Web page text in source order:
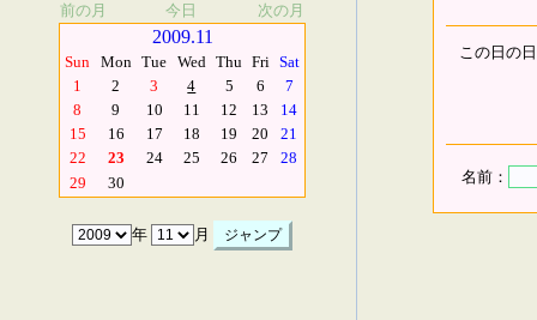
前の月 今日 次の月
2009.11
Sun Mon Tue Wed Thu Fri Sat
1
2 3 4 5 6
7
8
9 10 11 12 13
14
15
16 17 18 19 20
21
22
23 24 25 26 27
28
29
30
年 月
この日の
名前：